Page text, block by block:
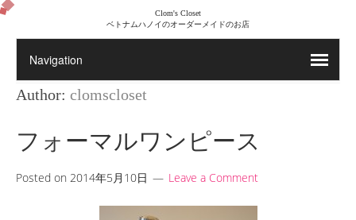
Clom's Closet
ベトナムハノイのオーダーメイドのお店
Author: clomscloset
フォーマルワンピース
Posted on 2014年5月10日 Leave a Comment